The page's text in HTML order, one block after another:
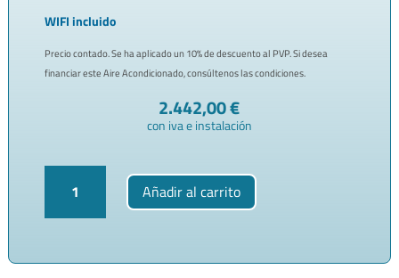
WIFI incluido
Precio contado. Se ha aplicado un 10% de descuento al PVP. Si desea
financiar este Aire Acondicionado, consúltenos las condiciones.
2.442,00€
con iva e instalación
Acondicionado
DAIKIN
Añadir al carrito